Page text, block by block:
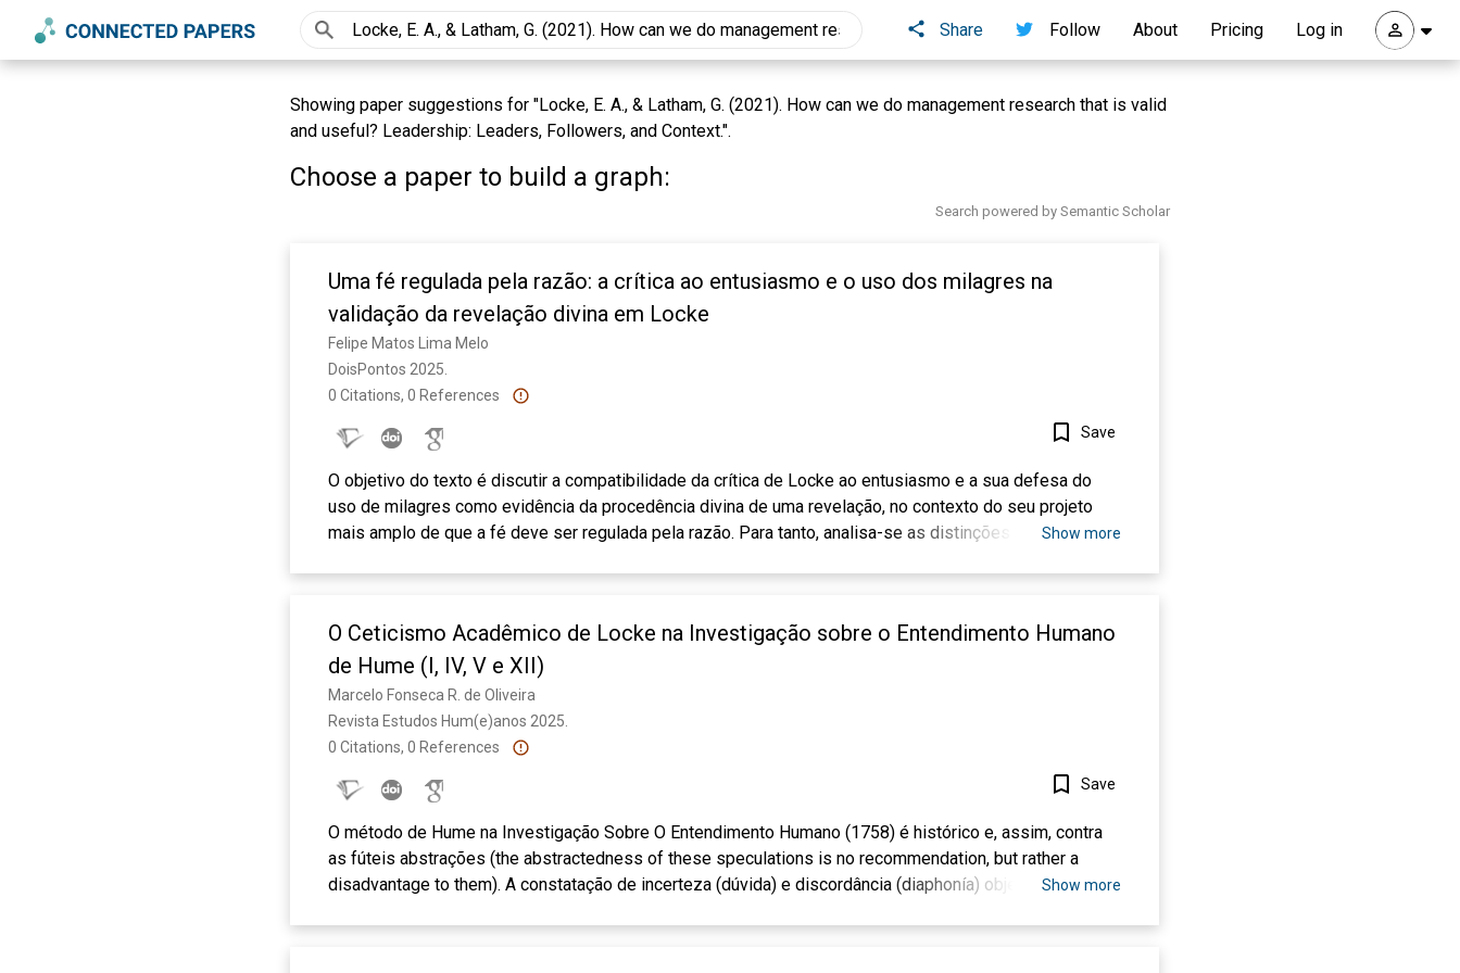
Share Follow About Pricing Log in
Showing paper suggestions for "Locke, E. A., & Latham, G. (2021). How can we do management research that is valid
and useful? Leadership: Leaders, Followers, and Context.".
Choose a paper to build a graph:
Search powered by Semantic Scholar
Uma fé regulada pela razão: a crítica ao entusiasmo e o uso dos milagres na
validação da revelação divina em Locke
Felipe Matos Lima Melo
DoisPontos 2025.
0 Citations, 0 References
Save
O objetivo do texto é discutir a compatibilidade da crítica de Locke ao entusiasmo e a sua defesa do
uso de milagres como evidência da procedência divina de uma revelação, no contexto do seu projeto
mais amplo de que a fé deve ser regulada pela razão. Para tanto, analisa-se as distinções feitas por
Show more
O Ceticismo Acadêmico de Locke na Investigação sobre o Entendimento Humano
de Hume (I, IV, V e XII)
Marcelo Fonseca R. de Oliveira
Revista Estudos Hum(e)anos 2025.
0 Citations, 0 References
Save
O método de Hume na Investigação Sobre O Entendimento Humano (1758) é histórico e, assim, contra
as fúteis abstrações (the abstractedness of these speculations is no recommendation, but rather a
disadvantage to them). A constatação de incerteza (dúvida) e discordância (diaphonía) objetiva superar o
Show more